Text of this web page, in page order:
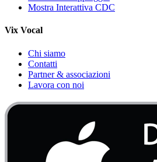
Mostra Interattiva CDC
Vix Vocal
Chi siamo
Contatti
Partner & associazioni
Lavora con noi